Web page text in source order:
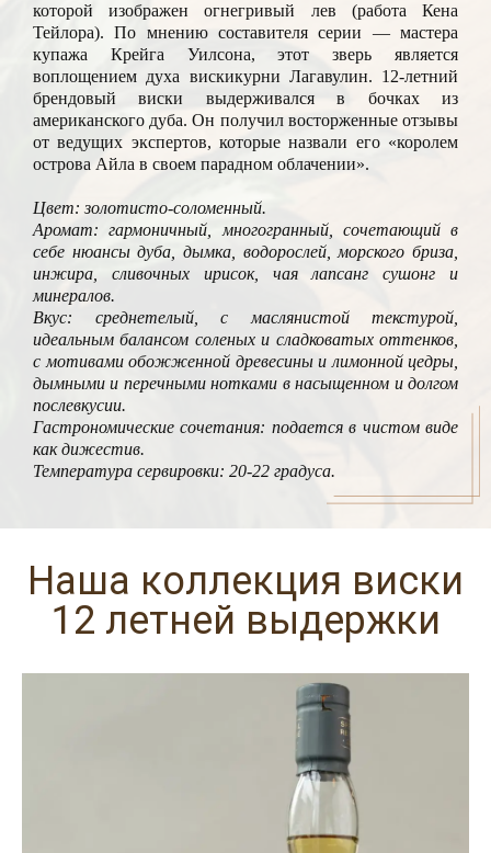
которой изображен огнегривый лев (работа Кена
Тейлора). По мнению составителя серии — мастера
купажа Крейга Уилсона, этот зверь является
воплощением духа вискикурни Лагавулин. 12-летний
брендовый виски выдерживался в бочках из
американского дуба. Он получил восторженные отзывы
от ведущих экспертов, которые назвали его «королем
острова Айла в своем парадном облачении».
Цвет: золотисто-соломенный.
Аромат: гармоничный, многогранный, сочетающий в
себе нюансы дуба, дымка, водорослей, морского бриза,
инжира, сливочных ирисок, чая лапсанг сушонг и
минералов.
Вкус: среднетелый, с маслянистой текстурой,
идеальным балансом соленых и сладковатых оттенков,
с мотивами обожженной древесины и лимонной цедры,
дымными и перечными нотками в насыщенном и долгом
послевкусии.
Гастрономические сочетания: подается в чистом виде
как дижестив.
Температура сервировки: 20-22 градуса.
Наша коллекция виски
12 летней выдержки